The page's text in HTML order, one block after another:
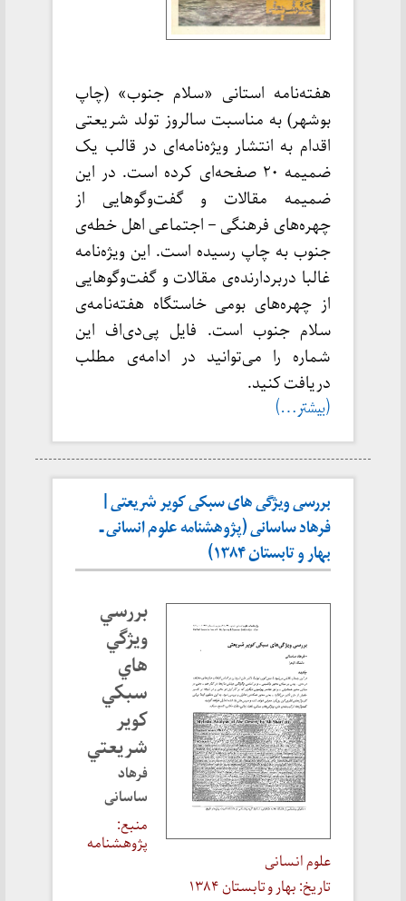
هفته‌نامه استانی «سلام جنوب» (چاپ
بوشهر) به مناسبت سالروز تولد شریعتی
اقدام به انتشار ویژه‌نامه‌ای در قالب یک
ضمیمه ۲۰ صفحه‌ای کرده است. در این
ضمیمه مقالات و گفت‌وگوهایی از
چهره‌های فرهنگی – اجتماعی اهل خطه‌ی
جنوب به چاپ رسیده است. این ویژه‌نامه
غالبا دربردارنده‌ی مقالات و گفت‌وگوهایی
از چهره‌های بومی خاستگاه هفته‌نامه‌ی
سلام جنوب است. فایل پی‌دی‌اف این
شماره را می‌توانید در ادامه‌ی مطلب
دریافت کنید.
(بیشتر…)
بررسی ويژگی های سبكی كوير شريعتی |
فرهاد ساسانی (پژوهشنامه علوم انسانی ـ
بهار و تابستان ۱۳۸۴)
بررسي
ويژگي
هاي
سبكي
كوير
شريعتي
فرهاد
ساسانی
منبع:
پژوهشنامه
علوم انسانی
تاریخ: بهار و تابستان ۱۳۸۴